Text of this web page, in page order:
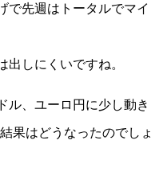
で先週はトータルでマイ
出しにくいですね。
ル、ユーロ円に少し動き
果はどうなったのでしょ